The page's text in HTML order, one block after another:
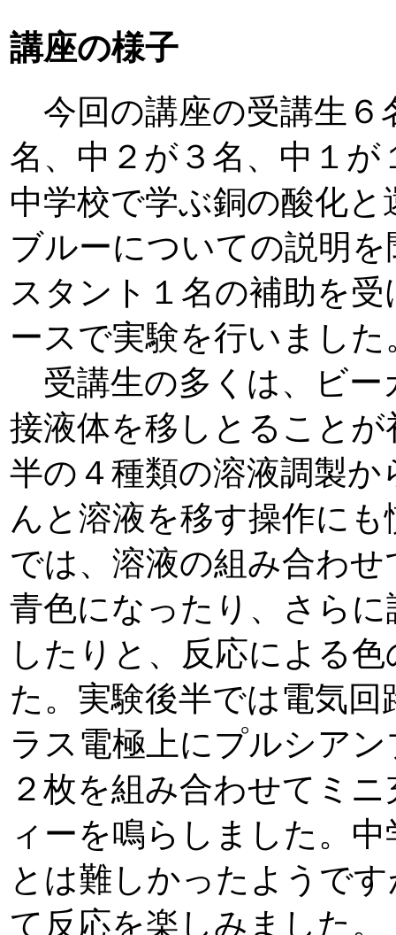
講座の様子
今回の講座の受講生６
名、中２が３名、中１
中学校で学ぶ銅の酸化
ブルーについての説明
スタント１名の補助を
ースで実験を行いました
受講生の多くは、ビー
接液体を移しとること
半の４種類の溶液調製
んと溶液を移す操作に
では、溶液の組み合わ
青色になったり、さら
したりと、反応による
た。実験後半では電気
ラス電極上にプルシア
２枚を組み合わせてミ
ィーを鳴らしました。
とは難しかったようで
て反応を楽しみました。